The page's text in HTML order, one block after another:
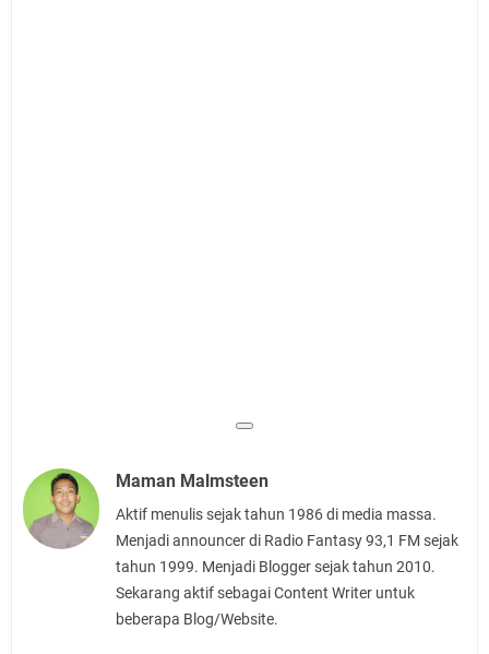
Maman Malmsteen
Aktif menulis sejak tahun 1986 di media massa.
Menjadi announcer di Radio Fantasy 93,1 FM sejak
tahun 1999. Menjadi Blogger sejak tahun 2010.
Sekarang aktif sebagai Content Writer untuk
beberapa Blog/Website.